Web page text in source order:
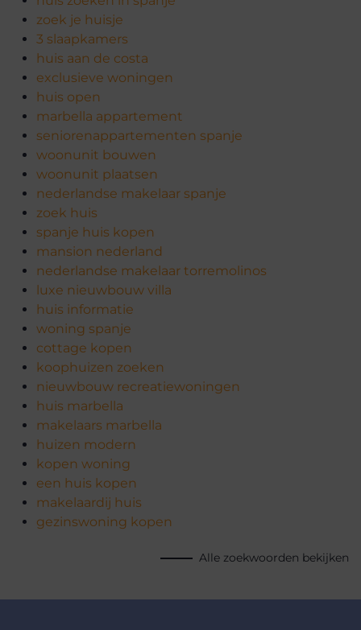
zoek je huisje
3 slaapkamers
huis aan de costa
exclusieve woningen
huis open
marbella appartement
seniorenappartementen spanje
woonunit bouwen
woonunit plaatsen
nederlandse makelaar spanje
zoek huis
spanje huis kopen
mansion nederland
nederlandse makelaar torremolinos
luxe nieuwbouw villa
huis informatie
woning spanje
cottage kopen
koophuizen zoeken
nieuwbouw recreatiewoningen
huis marbella
makelaars marbella
huizen modern
kopen woning
een huis kopen
makelaardij huis
gezinswoning kopen
Alle zoekwoorden bekijken